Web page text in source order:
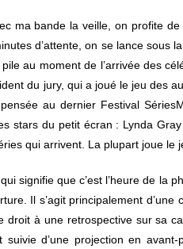
ma bande la veille, on profite
d’attente, on se lance sous
au moment de l’arrivée des
du jury, qui a joué le jeu des
au dernier Festival
stars du petit écran : Lynda
qui arrivent. La plupart joue le
signifie que c’est l’heure de la
Il s’agit principalement
droit à une retrospective sur sa
suivie d’une projection en